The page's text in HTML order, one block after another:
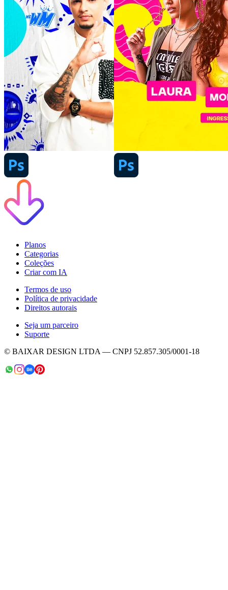
Planos
Categorias
Coleções
Criar com IA
Termos de uso
Política de privacidade
Direitos autorais
Seja um parceiro
Suporte
© BAIXAR DESIGN LTDA — CNPJ 52.857.305/0001-18